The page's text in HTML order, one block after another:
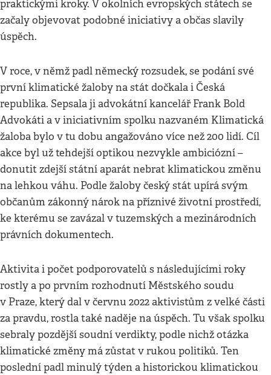
praktickými kroky. V okolních evropských státech se
začaly objevovat podobné iniciativy a občas slavily
úspěch.
V roce, v němž padl německý rozsudek, se podání své
první klimatické žaloby na stát dočkala i Česká
republika. Sepsala ji advokátní kancelář Frank Bold
Advokáti a v iniciativním spolku nazvaném Klimatická
žaloba bylo v tu dobu angažováno více než 200 lidí. Cíl
akce byl už tehdejší optikou nezvykle ambiciózní –
donutit zdejší státní aparát nebrat klimatickou změnu
na lehkou váhu. Podle žaloby český stát upírá svým
občanům zákonný nárok na příznivé životní prostředí,
ke kterému se zavázal v tuzemských a mezinárodních
právních dokumentech.
Aktivita i počet podporovatelů s následujícími roky
rostly a po prvním rozhodnutí Městského soudu
v Praze, který dal v červnu 2022 aktivistům z velké části
za pravdu, rostla také naděje na úspěch. Tu však spolku
sebraly pozdější soudní verdikty, podle nichž otázka
klimatické změny má zůstat v rukou politiků. Ten
poslední padl minulý týden a historickou klimatickou